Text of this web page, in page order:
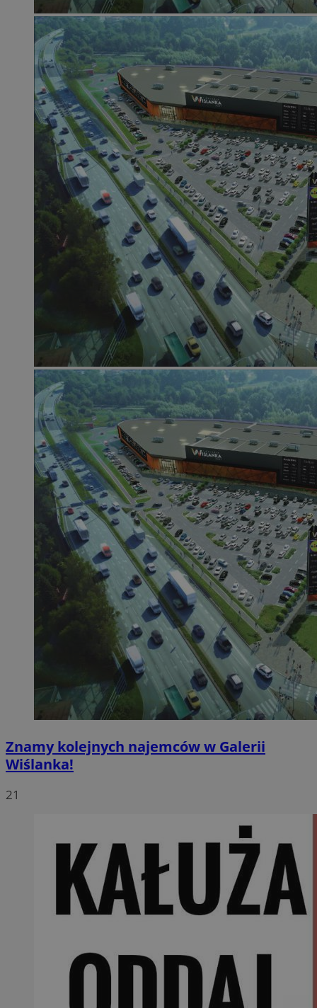
Znamy kolejnych najemców w Galerii
Wiślanka!
21